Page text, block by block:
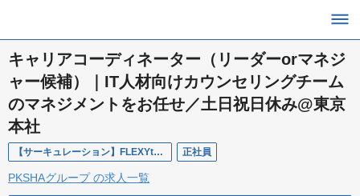
キャリアコーディネーター（リーダーorマネジ
ャー候補）｜IT人材向けカウンセリングチーム
のマネジメントをお任せ／土日祝日休み@東京
本社
【サーキュレーション】FLEXYtoCマネジャー 正社員
PKSHAグループ の求人一覧